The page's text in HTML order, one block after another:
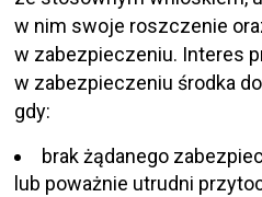
w nim swoje roszczenie
w zabezpieczeniu. Interes
w zabezpieczeniu środka
gdy:
brak żądanego
lub poważnie utrudni